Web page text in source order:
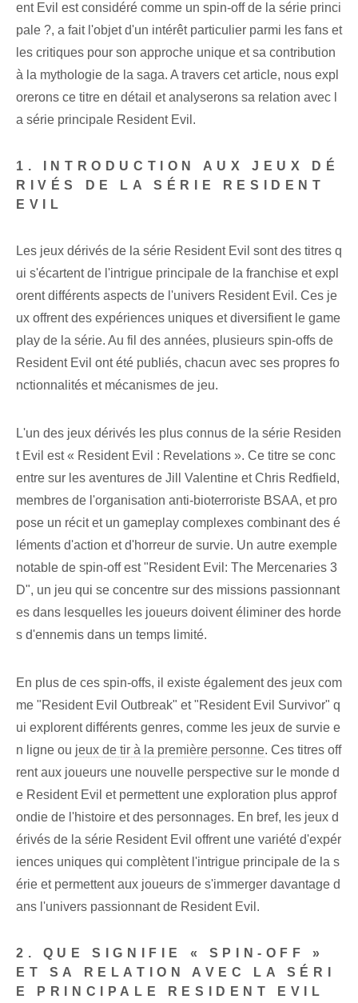
ent Evil est considéré comme un spin-off de la série princi
pale ?, a fait l'objet d'un intérêt particulier parmi les fans et
les critiques pour son approche unique et sa contribution
à la mythologie de la saga. A travers cet article, nous expl
orerons ce titre en détail et analyserons sa relation avec l
a série principale Resident Evil.
1. INTRODUCTION AUX JEUX DÉ
RIVÉS DE LA SÉRIE RESIDENT
EVIL
Les jeux dérivés de la série Resident Evil sont des titres q
ui s'écartent de l'intrigue principale de la franchise et expl
orent différents aspects de l'univers Resident Evil. Ces je
ux offrent des expériences uniques et diversifient le game
play de la série. Au fil des années, plusieurs spin-offs de
Resident Evil ont été publiés, chacun avec ses propres fo
nctionnalités et mécanismes de jeu.
L'un des jeux dérivés les plus connus de la série Residen
t Evil est « Resident Evil : Revelations ». Ce titre se conc
entre sur les aventures de Jill Valentine et Chris Redfield,
membres de l'organisation anti-bioterroriste BSAA, et pro
pose un récit et un gameplay complexes combinant des é
léments d'action et d'horreur de survie. Un autre exemple
notable de spin-off est "Resident Evil: The Mercenaries 3
D", un jeu qui se concentre sur des missions passionnant
es dans lesquelles les joueurs doivent éliminer des horde
s d'ennemis dans un temps limité.
En plus de ces spin-offs, il existe également des jeux com
me "Resident Evil Outbreak" et "Resident Evil Survivor" q
ui explorent différents genres, comme les jeux de survie e
n ligne ou jeux de tir à la première personne. Ces titres off
rent aux joueurs une nouvelle perspective sur le monde d
e Resident Evil et permettent une exploration plus approf
ondie de l'histoire et des personnages. En bref, les jeux d
érivés de la série Resident Evil offrent une variété d'expér
iences uniques qui complètent l'intrigue principale de la s
érie et permettent aux joueurs de s'immerger davantage d
ans l'univers passionnant de Resident Evil.
2. QUE SIGNIFIE « SPIN-OFF »
ET SA RELATION AVEC LA SÉRI
E PRINCIPALE RESIDENT EVIL